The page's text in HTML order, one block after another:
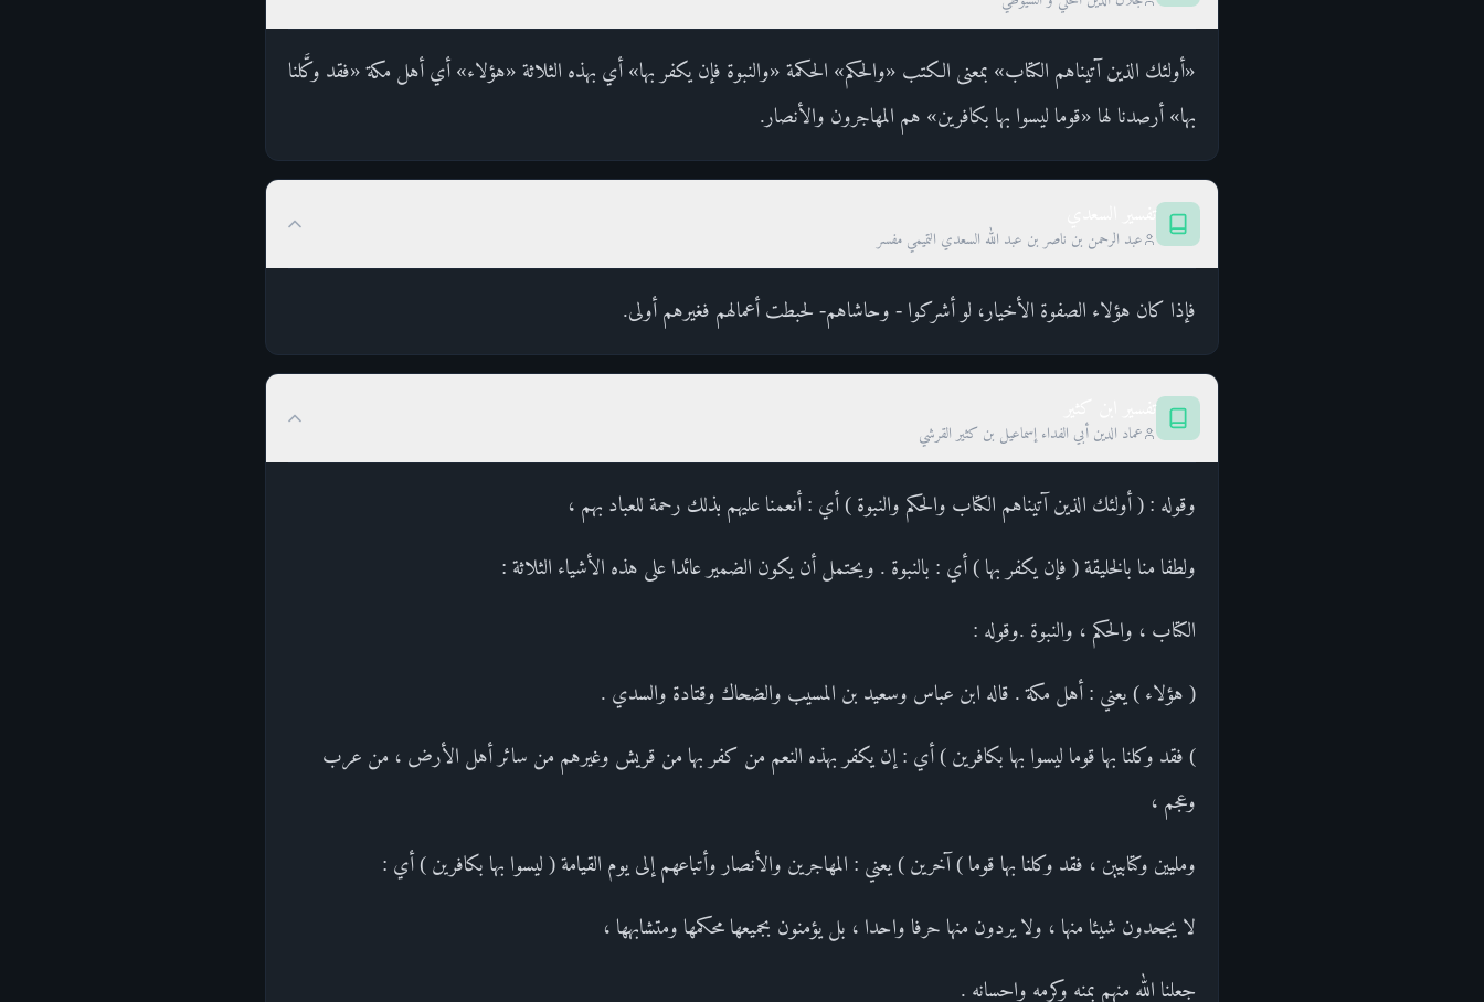
«أولئك الذين آتيناهم الكتاب» بمعنى الكتب «والحكم» الحكمة «والنبوة فإن يكفر بها» أي بهذه الثلاثة «هؤلاء» أي أهل مكة «فقد وكَّلنا
بها» أرصدنا لها «قوما ليسوا بها بكافرين» هم المهاجرون والأنصار.
عبد الرحمن بن ناصر بن عبد الله السعدي التميمي مفسر
فإذا كان هؤلاء الصفوة الأخيار، لو أشركوا - وحاشاهم- لحبطت أعمالهم فغيرهم أولى.
عماد الدين أبي الفداء إسماعيل بن كثير القرشي
وقوله : ( أولئك الذين آتيناهم الكتاب والحكم والنبوة ) أي : أنعمنا عليهم بذلك رحمة للعباد بهم ،
ولطفا منا بالخليقة ( فإن يكفر بها ) أي : بالنبوة . ويحتمل أن يكون الضمير عائدا على هذه الأشياء الثلاثة :
الكتاب ، والحكم ، والنبوة .وقوله :
( هؤلاء ) يعني : أهل مكة . قاله ابن عباس وسعيد بن المسيب والضحاك وقتادة والسدي .
) فقد وكلنا بها قوما ليسوا بها بكافرين ) أي : إن يكفر بهذه النعم من كفر بها من قريش وغيرهم من سائر أهل الأرض ، من عرب
وعجم ،
ومليين وكتابيين ، فقد وكلنا بها قوما ) آخرين ) يعني : المهاجرين والأنصار وأتباعهم إلى يوم القيامة ( ليسوا بها بكافرين ) أي :
لا يجحدون شيئا منها ، ولا يردون منها حرفا واحدا ، بل يؤمنون بجميعها محكمها ومتشابهها ،
جعلنا الله منهم بمنه وكرمه وإحسانه .